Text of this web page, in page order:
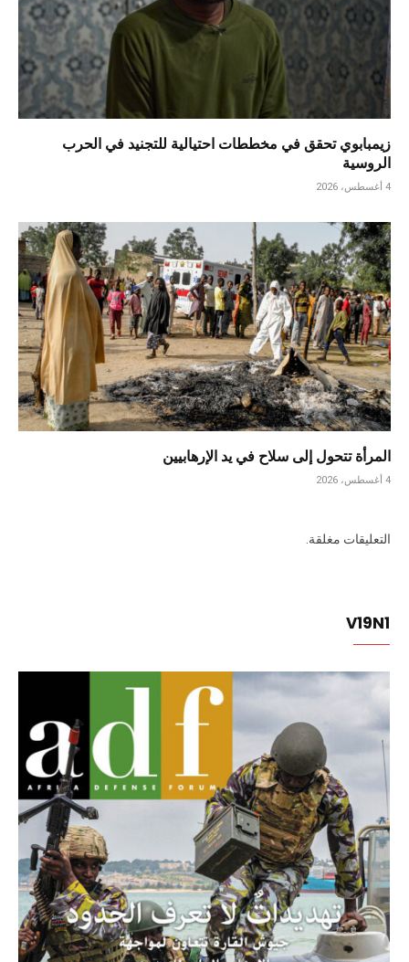
زيمبابوي تحقق في مخططات احتيالية للتجنيد في الحرب
الروسية
4 أغسطس، 2026
المرأة تتحول إلى سلاح في يد الإرهابيين
4 أغسطس، 2026
التعليقات مغلقة.
V19N1